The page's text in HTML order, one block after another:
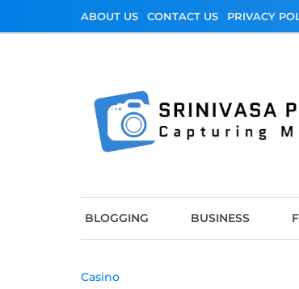
ABOUT US CONTACT US PRIVACY
BLOGGING BUSINESS
Casino